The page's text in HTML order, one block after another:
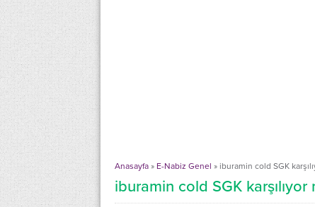
Anasayfa » E-Nabiz Genel » iburamin cold SGK
iburamin cold SGK karşılıyor